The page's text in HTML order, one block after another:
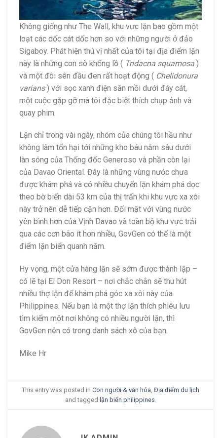
Không giống như The Wall, khu vực lặn bao gồm một
loạt các dốc cát dốc hơn so với những người ở đảo
Sigaboy. Phát hiện thú vị nhất của tôi tại địa điểm lặn
này là những con sò khổng lồ ( Tridacna squamosa )
và một đôi sên đầu đen rất hoạt động ( Chelidonura
varians) với sọc xanh điện săn mồi dưới đáy cát,
một cuộc gặp gỡ mà tôi đặc biệt thích chụp ảnh và
quay phim.
Lặn chỉ trong vài ngày, nhóm của chúng tôi hầu như
không làm tổn hại tới những kho báu nằm sâu dưới
làn sóng của Thống đốc Generoso và phần còn lại
của Davao Oriental. Đây là những vùng nước chưa
được khám phá và có nhiều chuyến lặn khám phá dọc
theo bờ biển dài 53 km của thị trấn khi khu vực xa xôi
này trở nên dễ tiếp cận hơn. Đối mặt với vùng nước
yên bình hơn của Vịnh Davao và toàn bộ khu vực trải
qua các cơn bão ít hơn nhiều, GovGen có thể là một
điểm lặn biển quanh năm.
Hy vọng, một cửa hàng lặn sẽ sớm được thành lập –
có lẽ tại El Don Resort – nơi chắc chắn sẽ thu hút
nhiều thợ lặn để khám phá góc xa xôi này của
Philippines. Nếu bạn là một thợ lặn thích phiêu lưu
tìm kiếm một nơi không có nhiều người lặn, thì
GovGen nên có trong danh sách xô của bạn.
Mike Hr
This entry was posted in Con người & văn hóa, Địa điểm du lịch
and tagged lặn biển philippines.